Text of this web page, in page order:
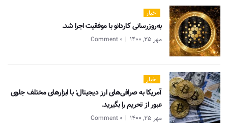
اخبار
به‌روزرسانی کاردانو با موفقیت اجرا شد.
مهر 25, 1400 0 Comment
اخبار
آمریکا به صرافی‌های ارز دیجیتال: با ابزارهای مختلف جلوی
عبور از تحریم را بگیرید.
مهر 25, 1400 0 Comment